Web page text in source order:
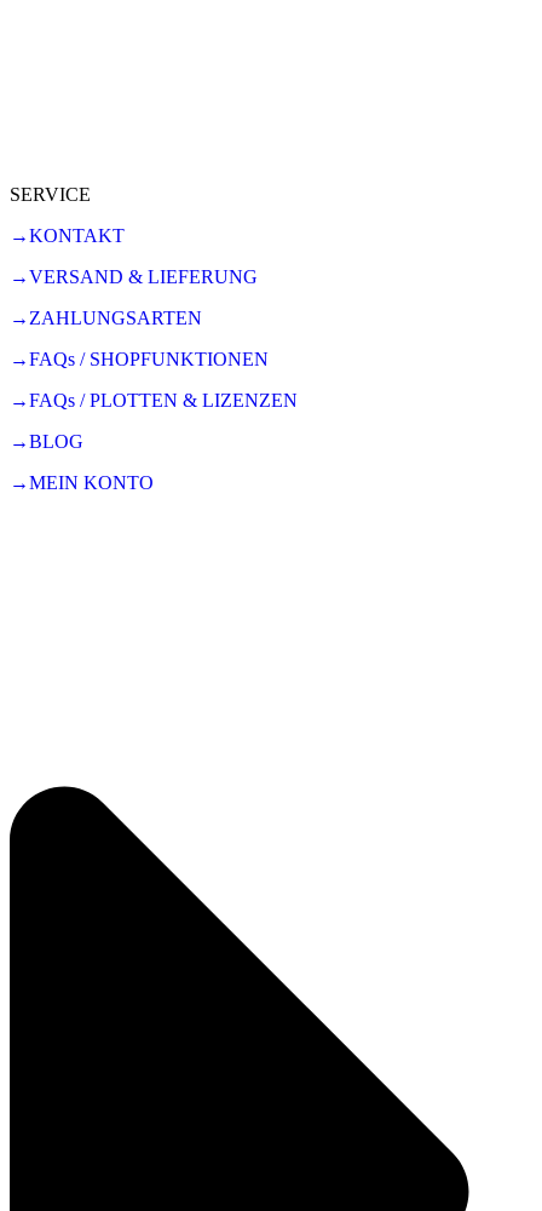
SERVICE
→KONTAKT
→VERSAND & LIEFERUNG
→ZAHLUNGSARTEN
→FAQs / SHOPFUNKTIONEN
→FAQs / PLOTTEN & LIZENZEN
→BLOG
→MEIN KONTO